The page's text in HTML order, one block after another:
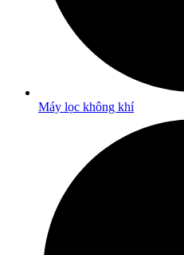
Máy lọc không khí